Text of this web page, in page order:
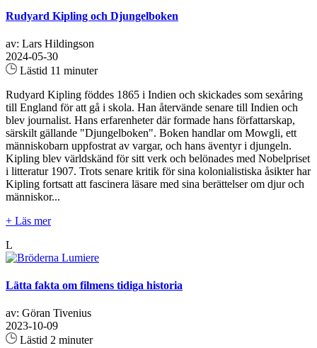
Rudyard Kipling och Djungelboken
av: Lars Hildingson
2024-05-30
Lästid 11 minuter
Rudyard Kipling föddes 1865 i Indien och skickades som sexåring
till England för att gå i skola. Han återvände senare till Indien och
blev journalist. Hans erfarenheter där formade hans författarskap,
särskilt gällande "Djungelboken". Boken handlar om Mowgli, ett
människobarn uppfostrat av vargar, och hans äventyr i djungeln.
Kipling blev världskänd för sitt verk och belönades med Nobelpriset
i litteratur 1907. Trots senare kritik för sina kolonialistiska åsikter har
Kipling fortsatt att fascinera läsare med sina berättelser om djur och
människor...
+ Läs mer
L
Lätta fakta om filmens tidiga historia
av: Göran Tivenius
2023-10-09
Lästid 2 minuter